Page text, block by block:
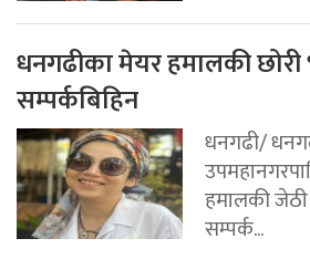
धनगढीका मेयर हमालकी छोरी
सम्पर्कबिहिन
धनगढी/
हमालकी जेठी
सम्पर्क...